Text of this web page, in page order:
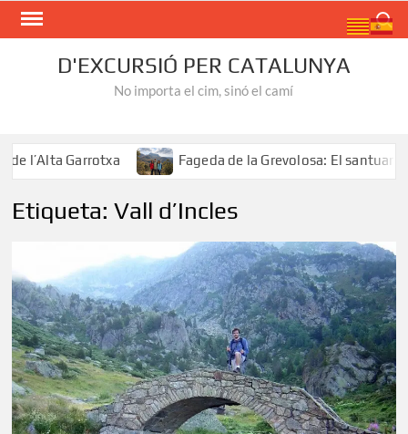
Skip
D'EXCURSIÓ PER CATALUNYA
No importa el cim, sinó el camí
Garrotxa Fageda de la Grevolosa: El santuari
Etiqueta:Vall d’Incles